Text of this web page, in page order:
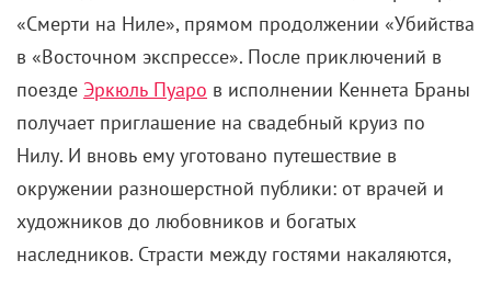
получает приглашение на свадебный круиз по
Нилу. И вновь ему уготовано путешествие в
окружении разношерстной публики: от врачей и
художников до любовников и богатых
наследников. Страсти между гостями накаляются,
после чего одного из пассажиров находят
мертвым. Пуаро снова берется за расследование
странного убийства.